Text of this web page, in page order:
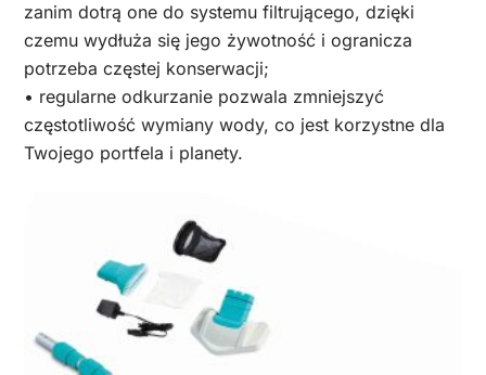
zanim dotrą one do systemu filtrującego, dzięki
czemu wydłuża się jego żywotność i ogranicza
potrzeba częstej konserwacji;
• regularne odkurzanie pozwala zmniejszyć
częstotliwość wymiany wody, co jest korzystne dla
Twojego portfela i planety.